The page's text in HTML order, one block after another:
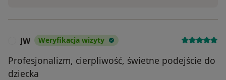
JW Weryfikacja wizyty
Profesjonalizm, cierpliwość, świetne podejście do
dziecka